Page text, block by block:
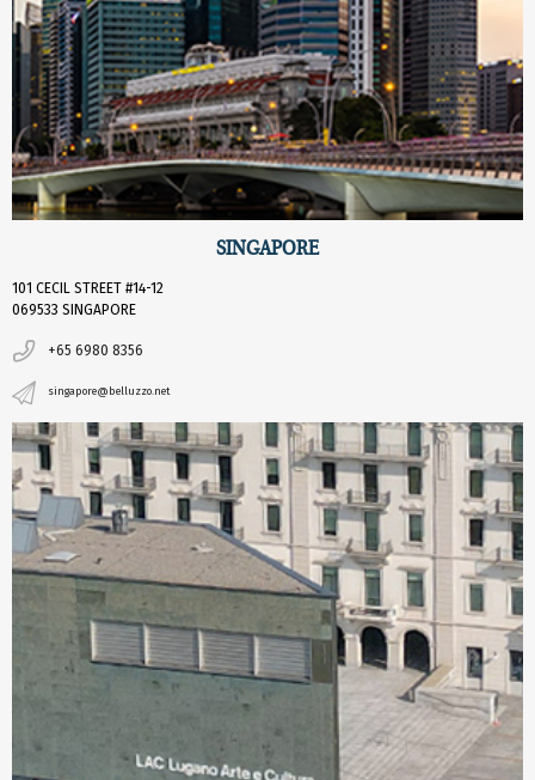
SINGAPORE
101 CECIL STREET #14-12
069533 SINGAPORE
+65 6980 8356
singapore@belluzzo.net